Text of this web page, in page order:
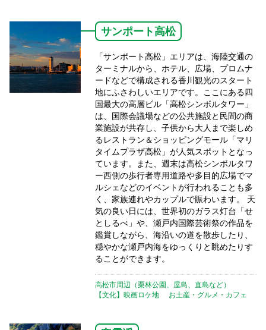
サンポート高松
「サンポート高松」エリアは、海陸交通の
ターミナルから、ホテル、広場、プロムナ
ードなどで構成される香川観光のスタート
地にふさわしいエリアです。ここにある四
国最大の高層ビル「高松シンボルタワー」
は、国際会議場などの公共施設と民間の商
業施設が共存し、子供から大人まで楽しめ
るレストラン＆ショッピングモール「マリ
タイムプラザ高松」が人気スポットとなっ
ています。また、週末は高松シンボルタワ
ー西側の歩行者専用道路や多目的広場でマ
ルシェなどのイベントが行われることも多
く、家族連れやカップルで賑わいます。 天
気の良い日には、世界初のガラス灯台「せ
としるべ」や、瀬戸内国際芸術祭の作品を
鑑賞しながら、海沿いの道を散歩したり、
穏やかな瀬戸内海をゆっくりと眺めたりす
ることができます。
高松市周辺（栗林公園、屋島、直島など）
【文化】映画ロケ地
お土産・グルメ・カフェ